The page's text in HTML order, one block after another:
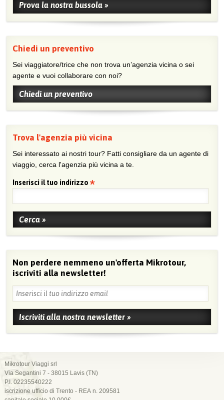
Prova la nostra bussola »
Chiedi un preventivo
Sei viaggiatore/trice che non trova un’agenzia vicina o sei
agente e vuoi collaborare con noi?
Chiedi un preventivo
Trova l'agenzia più vicina
Sei interessato ai nostri tour? Fatti consigliare da un agente di
viaggio, cerca l'agenzia più vicina a te.
Inserisci il tuo indirizzo
Non perdere nemmeno un'offerta Mikrotour,
iscriviti alla newsletter!
Mikrotour Viaggi srl
Via Segantini 7 - 38015 Lavis (TN)
P.I. 02235540222
iscrizione ufficio di Trento - REA n. 209581